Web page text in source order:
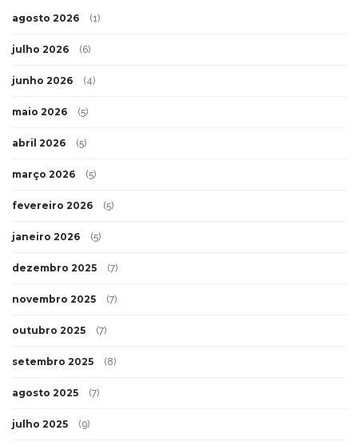
agosto 2026 (1)
julho 2026 (6)
junho 2026 (4)
maio 2026 (5)
abril 2026 (5)
março 2026 (5)
fevereiro 2026 (5)
janeiro 2026 (5)
dezembro 2025 (7)
novembro 2025 (7)
outubro 2025 (7)
setembro 2025 (8)
agosto 2025 (7)
julho 2025 (9)